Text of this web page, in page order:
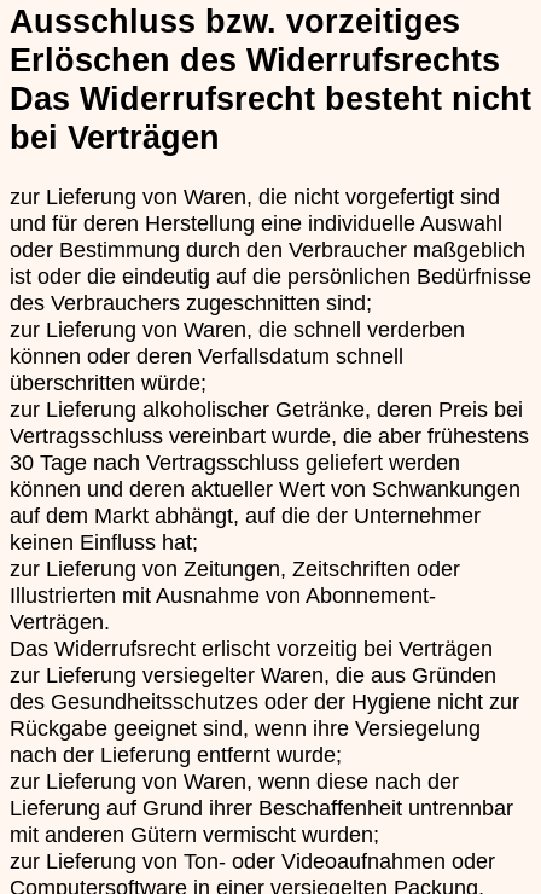
Ausschluss bzw. vorzeitiges
Erlöschen des Widerrufsrechts
Das Widerrufsrecht besteht nicht
bei Verträgen
zur Lieferung von Waren, die nicht vorgefertigt sind
und für deren Herstellung eine individuelle Auswahl
oder Bestimmung durch den Verbraucher maßgeblich
ist oder die eindeutig auf die persönlichen Bedürfnisse
des Verbrauchers zugeschnitten sind;
zur Lieferung von Waren, die schnell verderben
können oder deren Verfallsdatum schnell
überschritten würde;
zur Lieferung alkoholischer Getränke, deren Preis bei
Vertragsschluss vereinbart wurde, die aber frühestens
30 Tage nach Vertragsschluss geliefert werden
können und deren aktueller Wert von Schwankungen
auf dem Markt abhängt, auf die der Unternehmer
keinen Einfluss hat;
zur Lieferung von Zeitungen, Zeitschriften oder
Illustrierten mit Ausnahme von Abonnement-
Verträgen.
Das Widerrufsrecht erlischt vorzeitig bei Verträgen
zur Lieferung versiegelter Waren, die aus Gründen
des Gesundheitsschutzes oder der Hygiene nicht zur
Rückgabe geeignet sind, wenn ihre Versiegelung
nach der Lieferung entfernt wurde;
zur Lieferung von Waren, wenn diese nach der
Lieferung auf Grund ihrer Beschaffenheit untrennbar
mit anderen Gütern vermischt wurden;
zur Lieferung von Ton- oder Videoaufnahmen oder
Computersoftware in einer versiegelten Packung,